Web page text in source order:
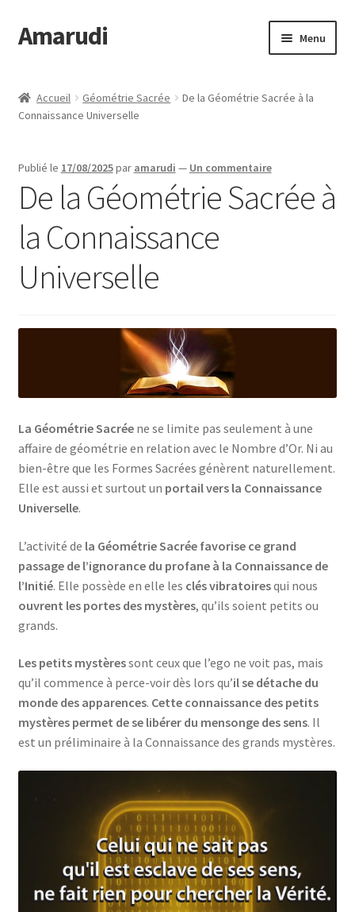
Aller
à
navigation
Aller
au
Amarudi Menu
Accueil
Ateliers en ligne
Boutique
Commande
Crop Circles
Galerie
Mon compte
Panier
Vidéos
Accueil Géométrie Sacrée
De la Géométrie Sacrée à la
Connaissance Universelle
Publié le 17/08/2025par amarudi — Un commentaire
De la Géométrie Sacrée à
la Connaissance
Universelle
La Géométrie Sacréene se limite pas seulement à une
affaire de géométrie en relation avec le Nombre d’Or. Ni au
bien-être que les Formes Sacrées génèrent naturellement.
Elle est aussi et surtout un portail vers la Connaissance
Universelle.
L’activité de la Géométrie Sacrée favorise ce grand
passage de l’ignorance du profane à la Connaissance de
l’Initié. Elle possède en elle les clés vibratoiresqui nous
ouvrent les portes des mystères, qu’ils soient petits ou
grands.
Les petits mystèressont ceux que l’ego ne voit pas, mais
qu’il commence à perce-voir dès lors qu’il se détache du
monde des apparences. Cette connaissance des petits
mystères permet de se libérer du mensonge des sens. Il
est un préliminaire à la Connaissance des grands mystères.